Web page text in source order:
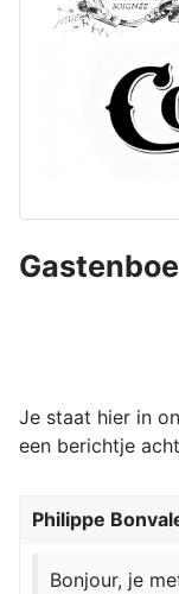
Je staat hier in
een berichtje
Philippe
Bonjour, je